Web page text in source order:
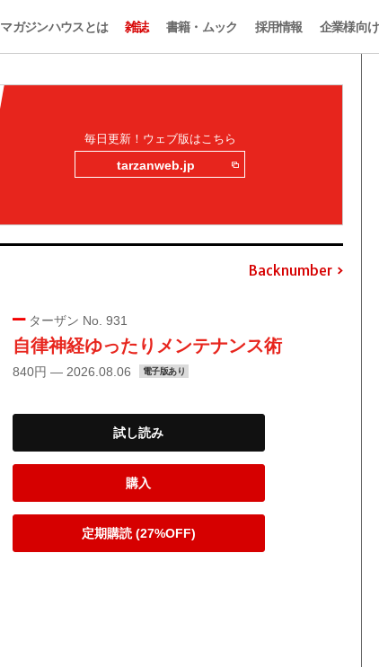
マガジンハウスとは 雑誌 書籍・ムック 採用情報 企業様向
毎日更新！ウェブ版はこちら
tarzanweb.jp
Backnumber
ターザン No. 931
自律神経ゆったりメンテナンス術
840円 — 2026.08.06 電子版あり
試し読み
購入
定期購読 (27%OFF)